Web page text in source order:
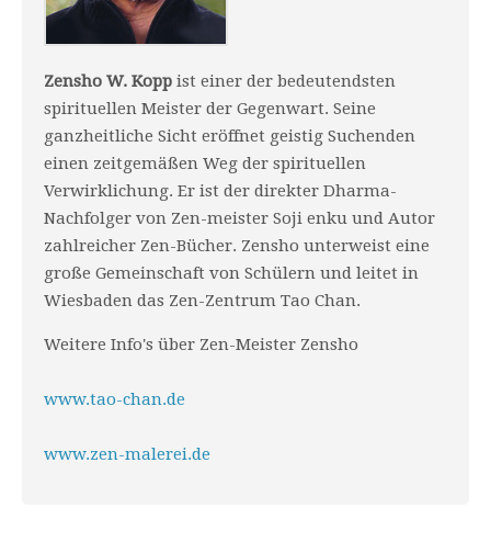
Zensho W. Kopp ist einer der bedeutendsten
spirituellen Meister der Gegenwart. Seine
ganzheitliche Sicht eröffnet geistig Suchenden
einen zeitgemäßen Weg der spirituellen
Verwirklichung. Er ist der direkter Dharma-
Nachfolger von Zen-meister Soji enku und Autor
zahlreicher Zen-Bücher. Zensho unterweist eine
große Gemeinschaft von Schülern und leitet in
Wiesbaden das Zen-Zentrum Tao Chan.
Weitere Info's über Zen-Meister Zensho
www.tao-chan.de
www.zen-malerei.de